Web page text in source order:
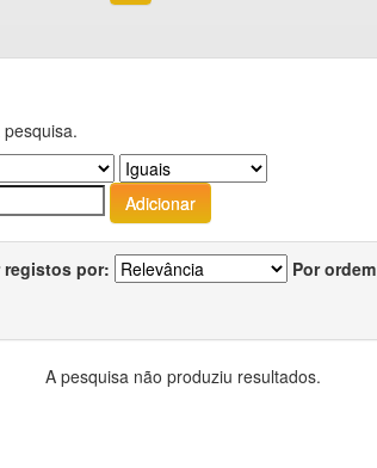
registos por: Por ordem
A pesquisa não produziu resultados.